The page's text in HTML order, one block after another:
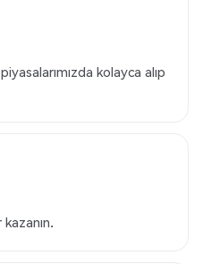
kolayca alıp